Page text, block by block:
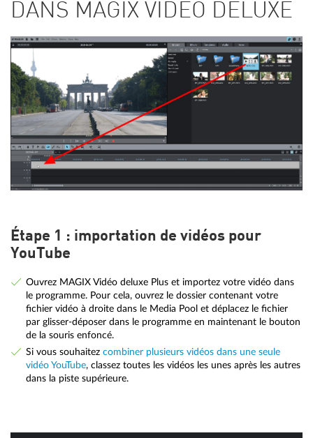
DANS MAGIX VIDÉO DELUXE
Étape 1 : importation de vidéos pour
YouTube
Ouvrez MAGIX Vidéo deluxe Plus et importez votre vidéo dans
le programme. Pour cela, ouvrez le dossier contenant votre
fichier vidéo à droite dans le Media Pool et déplacez le fichier
par glisser-déposer dans le programme en maintenant le bouton
de la souris enfoncé.
Si vous souhaitez combiner plusieurs vidéos dans une seule
vidéo YouTube, classez toutes les vidéos les unes après les autres
dans la piste supérieure.